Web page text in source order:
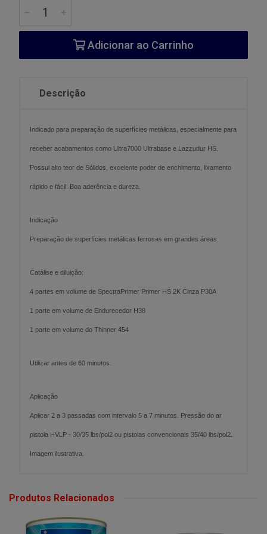
Adicionar ao Carrinho
Descrição
Indicado para preparação de superfícies metálicas, especialmente para
receber acabamentos como Ultra7000 Ultrabase e Lazzudur HS.
Possui alto teor de Sólidos, excelente poder de enchimento, lixamento
rápido e fácil. Boa aderência e dureza.
Indicação
Preparação de superfícies metálicas ferrosas em grandes áreas.
Catálise e diluição:
4 partes em volume de SpectraPrimer Primer HS 2K Cinza P30A
1 parte em volume de Endurecedor H38
1 parte em volume do Thinner 454
Utilizar antes de 60 minutos.
Aplicação
Aplicar 2 a 3 passadas com intervalo 5 a 7 minutos. Pressão do ar
pistola HVLP - 30/35 lbs/pol2 ou pistolas convencionais 35/40 lbs/pol2.
Imagem ilustrativa.
Produtos Relacionados